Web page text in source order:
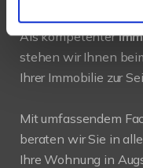
Als kompetenter
stehen wir Ihnen
Ihrer Immobilie zur
Mit umfassendem
beraten wir Sie in
Ihre Wohnung in